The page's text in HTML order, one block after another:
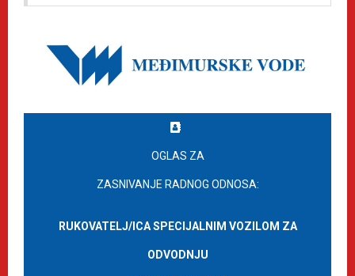
OGLAS ZA
ZASNIVANJE RADNOG ODNOSA:
RUKOVATELJ/ICA SPECIJALNIM VOZILOM ZA
ODVODNJU